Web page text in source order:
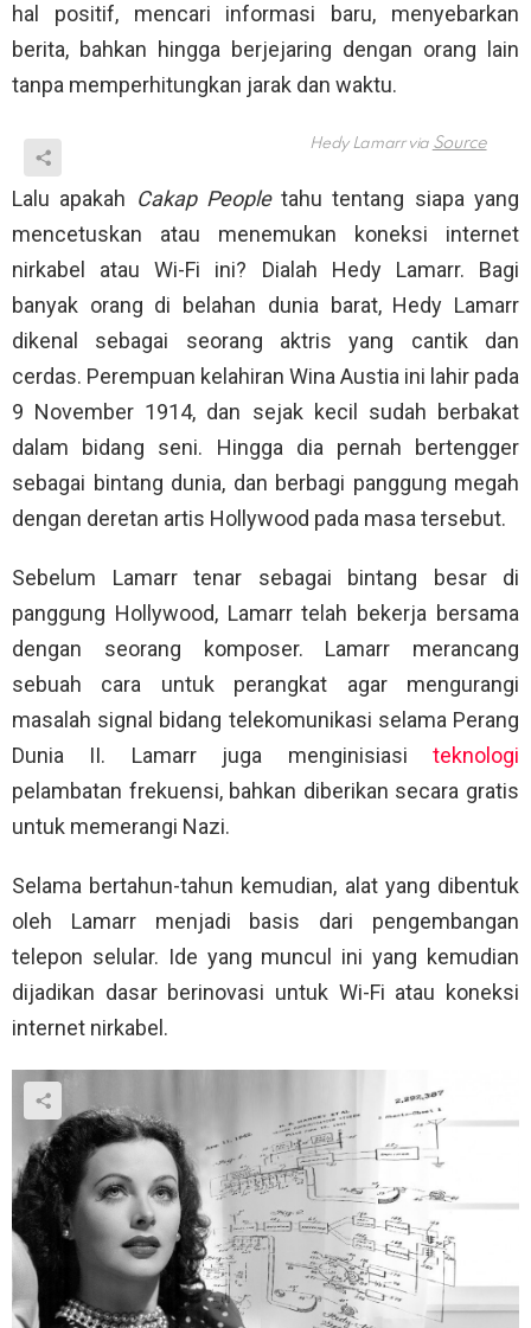
hal positif, mencari informasi baru, menyebarkan
berita, bahkan hingga berjejaring dengan orang lain
tanpa memperhitungkan jarak dan waktu.
Hedy Lamarr via
Lalu apakah Cakap Peopletahu tentang siapa yang
mencetuskan atau menemukan koneksi internet
nirkabel atau Wi-Fi ini? Dialah Hedy Lamarr. Bagi
banyak orang di belahan dunia barat, Hedy Lamarr
dikenal sebagai seorang aktris yang cantik dan
cerdas. Perempuan kelahiran Wina Austia ini lahir pada
9 November 1914, dan sejak kecil sudah berbakat
dalam bidang seni. Hingga dia pernah bertengger
sebagai bintang dunia, dan berbagi panggung megah
dengan deretan artis Hollywood pada masa tersebut.
Sebelum Lamarr tenar sebagai bintang besar di
panggung Hollywood, Lamarr telah bekerja bersama
dengan seorang komposer. Lamarr merancang
sebuah cara untuk perangkat agar mengurangi
masalah signal bidang telekomunikasi selama Perang
Dunia II. Lamarr juga menginisiasi teknologi
pelambatan frekuensi, bahkan diberikan secara gratis
untuk memerangi Nazi.
Selama bertahun-tahun kemudian, alat yang dibentuk
oleh Lamarr menjadi basis dari pengembangan
telepon selular. Ide yang muncul ini yang kemudian
dijadikan dasar berinovasi untuk Wi-Fi atau koneksi
internet nirkabel.